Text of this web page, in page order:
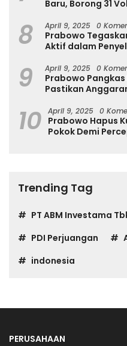
Baru, Borong 31
8 April 9, 2025 0
Prabowo
Aktif dalam
9 April 9, 2025 0
Prabowo
Pastikan
10 April 9, 2025 0
Prabowo Hapus
Pokok Demi
Trending Tag
PT ABM Investama
PDI Perjuangan
indonesia
PERUSAHAAN